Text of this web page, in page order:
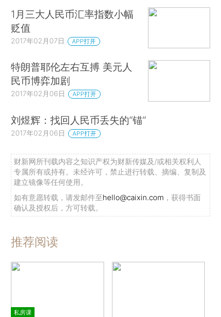
1月三大人民币汇率指数小幅
贬值
2017年02月07日 APP打开
特朗普耶伦左右互搏 美元人
民币博弈加剧
2017年02月06日 APP打开
刘煜辉：找回人民币丢失的“锚”
2017年02月06日 APP打开
财新网所刊载内容之知识产权为财新传媒及/或相关权利人
专属所有或持有。未经许可，禁止进行转载、摘编、复制及
建立镜像等任何使用。
如有意愿转载，请发邮件至hello@caixin.com ，获得书面
确认及授权后，方可转载。
推荐阅读
私房课